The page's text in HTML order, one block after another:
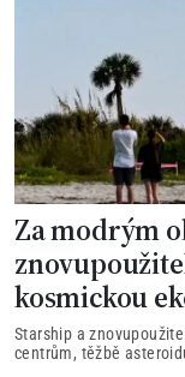
Za modrým
kosmickou
Starship a
centrům, těžbě